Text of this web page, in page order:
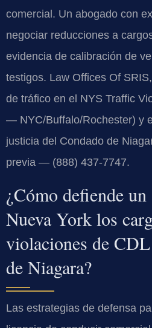
comercial. Un abogado con
negociar reducciones a
evidencia de calibración de
testigos. Law Offices Of
de tráfico en el NYS Traffic
— NYC/Buffalo/Rochester) y
justicia del Condado de
previa — (888) 437-7747.
¿Cómo defiende un
Nueva York los
violaciones de
de Niagara?
Las estrategias de defensa